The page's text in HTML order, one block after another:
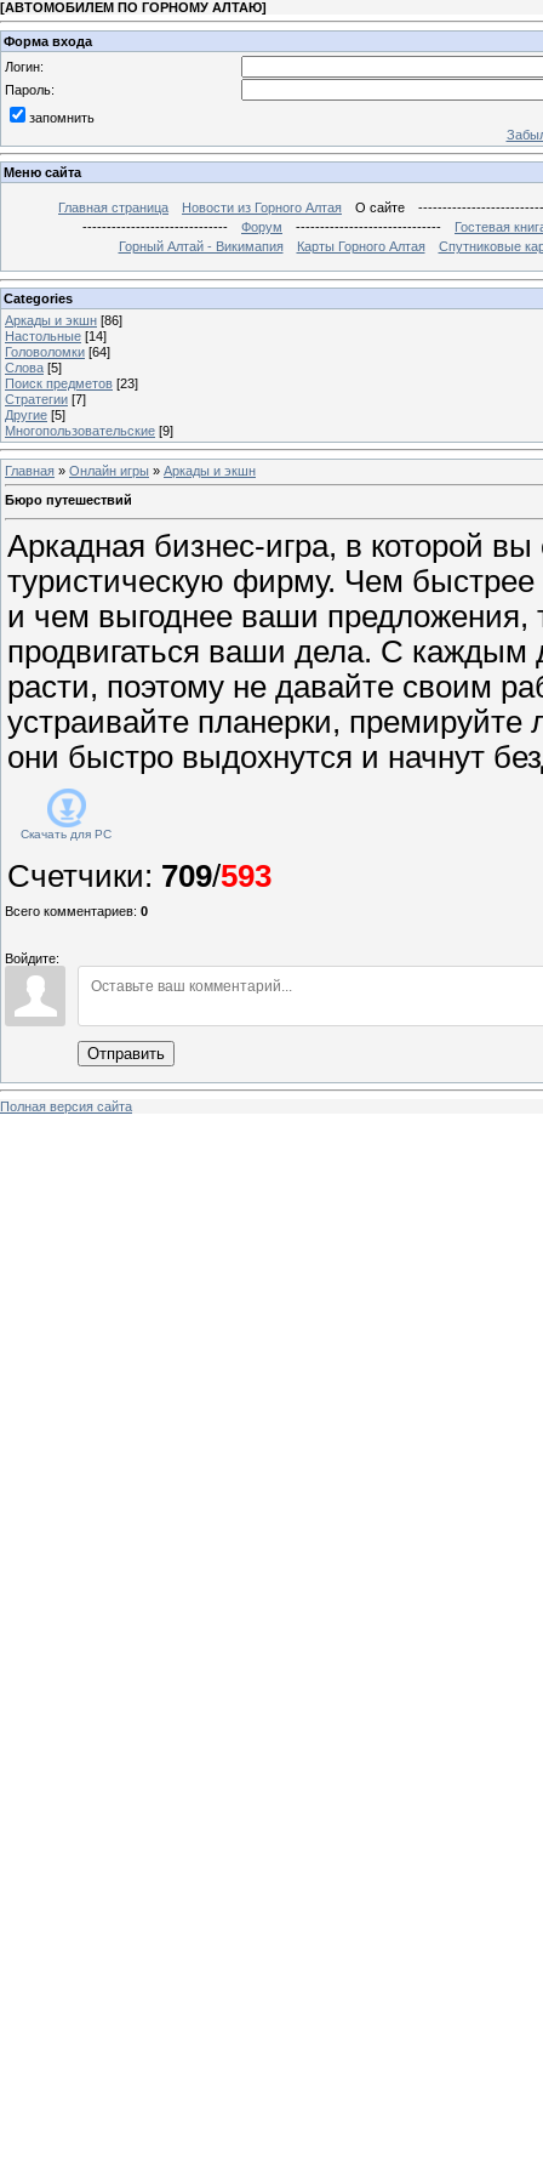
[АВТОМОБИЛЕМ ПО ГОРНОМУ АЛТАЮ]
Форма входа
Логин:
Пароль:
запомнить
Меню сайта
Главная страница Новости из Горного Алтая О сайте
------------------------------
Форум ------------------------------
Гостевая
Горный Алтай - Викимапия
Карты Горного Алтая Спутниковые
Categories
Аркады и экшн [86]
Настольные [14]
Головоломки [64]
Слова [5]
Поиск предметов [23]
Стратегии [7]
Другие [5]
Многопользовательские [9]
Главная » Онлайн игры » Аркады и экшн
Бюро путешествий
Аркадная бизнес-игра, в которой
туристическую фирму. Чем
и чем выгоднее ваши предложения,
продвигаться ваши дела. С каждым
расти, поэтому не давайте своим
устраивайте планерки, премируйте
они быстро выдохнутся и начнут
Скачать для PC
Счетчики: 709/593
Всего комментариев: 0
Войдите:
Отправить
Полная версия сайта